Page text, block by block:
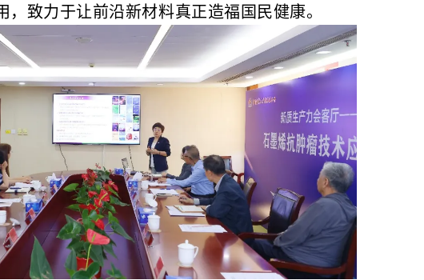
致力于让前沿新材料真正造福国民健康。